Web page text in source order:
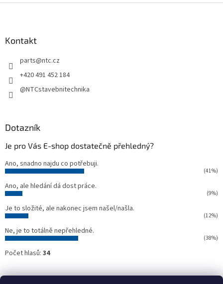
Kontakt
parts@ntc.cz
+420 491 452 184
@NTCstavebnitechnika
Dotazník
Je pro Vás E-shop dostatečně přehledný?
Ano, snadno najdu co potřebuji.
(41%)
Ano, ale hledání dá dost práce.
(9%)
Je to složité, ale nakonec jsem našel/našla.
(12%)
Ne, je to totálně nepřehledné.
(38%)
Počet hlasů: 34